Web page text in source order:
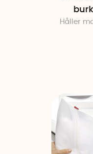
Håller